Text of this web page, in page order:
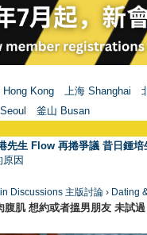
Hong Kong 上海 Shanghai
釜山 Busan
先生 Flow 再捲爭議 昔日鍾
因
Discussions 主版討論 › Dating
腹肌 想約或者搵男朋友 未試過